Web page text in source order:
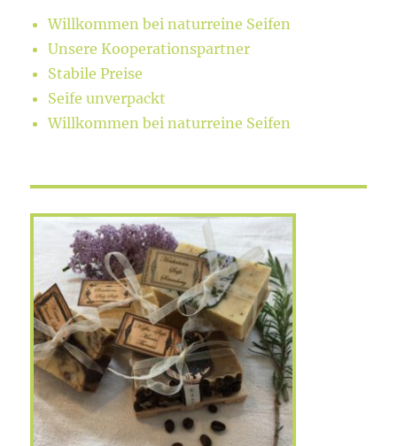
Willkommen bei naturreine Seifen
Unsere Kooperationspartner
Stabile Preise
Seife unverpackt
Willkommen bei naturreine Seifen